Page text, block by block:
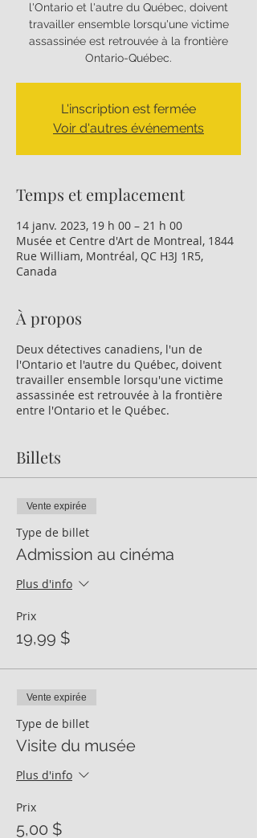
l'Ontario et l'autre du Québec, doivent
travailler ensemble lorsqu'une victime
assassinée est retrouvée à la frontière
Ontario-Québec.
L'inscription est fermée
Voir d'autres événements
Temps et emplacement
14 janv. 2023, 19 h 00 – 21 h 00
Musée et Centre d'Art de Montreal, 1844
Rue William, Montréal, QC H3J 1R5,
Canada
À propos
Deux détectives canadiens, l'un de
l'Ontario et l'autre du Québec, doivent
travailler ensemble lorsqu'une victime
assassinée est retrouvée à la frontière
entre l'Ontario et le Québec.
Billets
Vente expirée
Type de billet
Admission au cinéma
Plus d'info
Prix
19,99 $
Vente expirée
Type de billet
Visite du musée
Plus d'info
Prix
5,00 $